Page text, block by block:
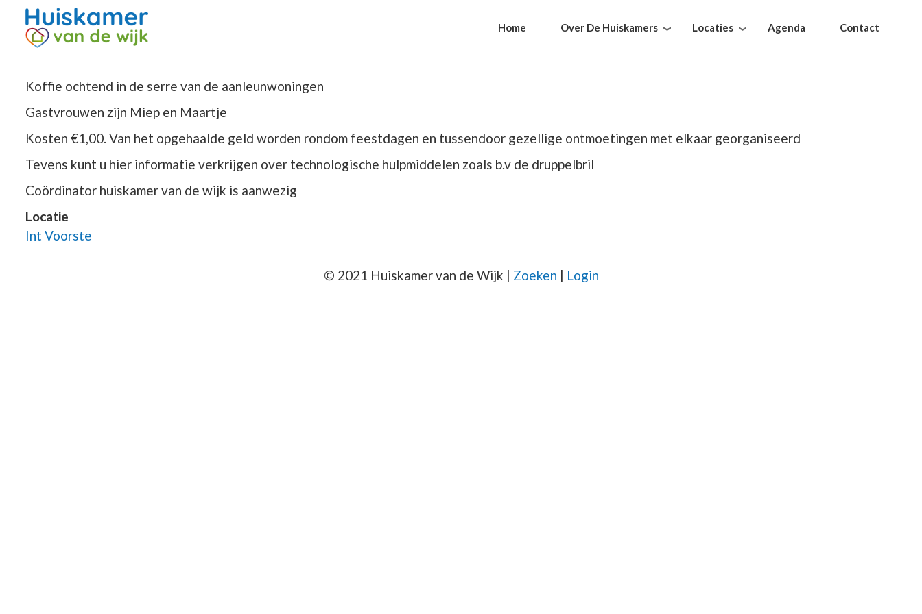
Home Over De Huiskamers Locaties Agenda Contact
Koffie ochtend in de serre van de aanleunwoningen
Gastvrouwen zijn Miep en Maartje
Kosten €1,00. Van het opgehaalde geld worden rondom feestdagen en tussendoor gezellige ontmoetingen met elkaar georganiseerd
Tevens kunt u hier informatie verkrijgen over technologische hulpmiddelen zoals b.v de druppelbril
Coördinator huiskamer van de wijk is aanwezig
Locatie
Int Voorste
© 2021 Huiskamer van de Wijk | Zoeken | Login